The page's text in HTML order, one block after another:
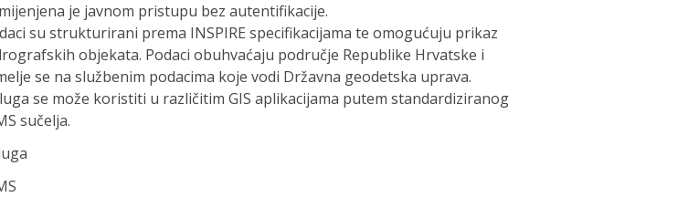
je javnom pristupu bez autentifikacije.
su strukturirani prema INSPIRE specifikacijama te omogućuju prikaz
objekata. Podaci obuhvaćaju područje Republike Hrvatske i
se na službenim podacima koje vodi Državna geodetska uprava.
se može koristiti u različitim GIS aplikacijama putem standardiziranog
sučelja.